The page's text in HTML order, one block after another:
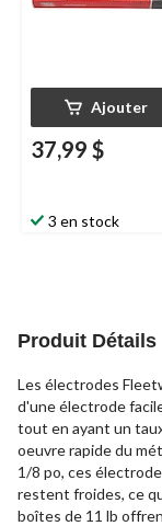
Ajouter
37,99 $
3 en stock
Produit Détails
Les électrodes
d'une électrode
tout en ayant un
oeuvre rapide du
1/8 po, ces
restent froides, ce
boîtes de 11 lb